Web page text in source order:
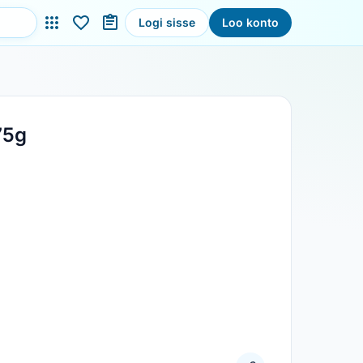
Logi sisse Loo konto